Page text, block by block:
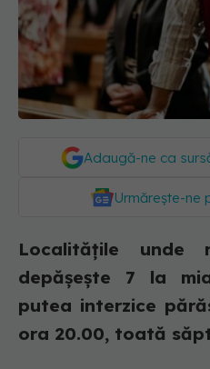
Adaugă-ne ca
Urmărește-ne
Localitățile unde
depășește 7 la
putea interzice
ora 20.00, toată